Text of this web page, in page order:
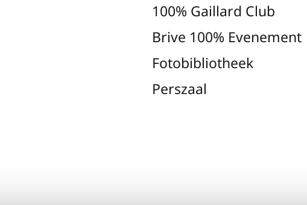
100% Gaillard Club
Brive 100% Evenement
Fotobibliotheek
Perszaal